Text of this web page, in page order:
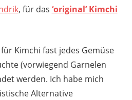
, für das ‘original’ Kimchi
Kimchi fast jedes Gemüse
(vorwiegend Garnelen
werden. Ich habe mich
Alternative